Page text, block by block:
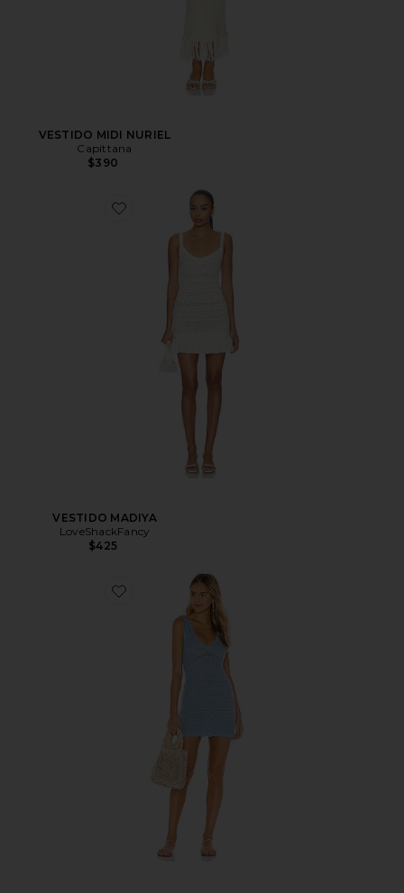
VESTIDO MIDI NURIEL
Capittana
$390
VESTIDO MADIYA
LoveShackFancy
$425